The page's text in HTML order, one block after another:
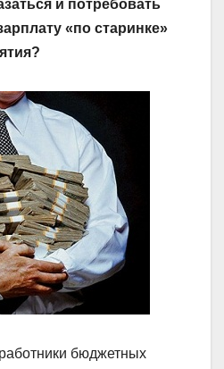
и потребовать
«по старинке»
бюджетных